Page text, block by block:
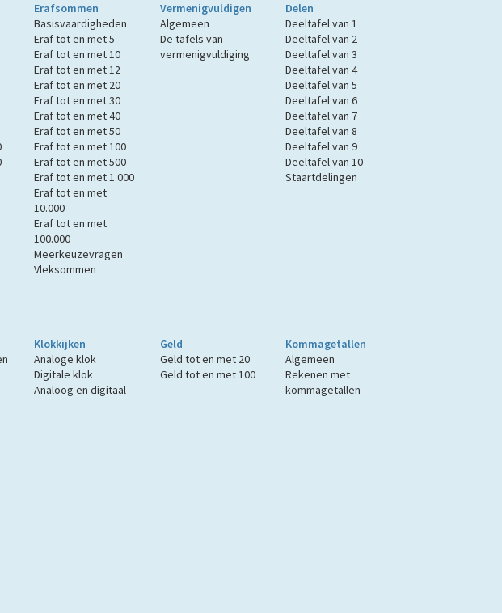
Erafsommen
Basisvaardigheden
Eraf tot en met 5
Eraf tot en met 10
Eraf tot en met 12
Eraf tot en met 20
Eraf tot en met 30
Eraf tot en met 40
Eraf tot en met 50
Eraf tot en met 100
Eraf tot en met 500
Eraf tot en met 1.000
Eraf tot en met
10.000
Eraf tot en met
100.000
Meerkeuzevragen
Vleksommen
Vermenigvuldigen
Algemeen
De tafels van
vermenigvuldiging
Delen
Deeltafel van 1
Deeltafel van 2
Deeltafel van 3
Deeltafel van 4
Deeltafel van 5
Deeltafel van 6
Deeltafel van 7
Deeltafel van 8
Deeltafel van 9
Deeltafel van 10
Staartdelingen
Klokkijken
Analoge klok
Digitale klok
Analoog en digitaal
Geld
Geld tot en met 20
Geld tot en met 100
Kommagetallen
Algemeen
Rekenen met
kommagetallen